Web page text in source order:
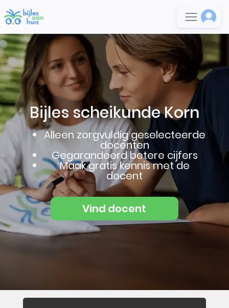
Bijles scheikunde Korn
Alleen zorgvuldig geselecteerde
docenten
Gegarandeerd betere cijfers
Maak gratis kennis met de
docent
Vind docent